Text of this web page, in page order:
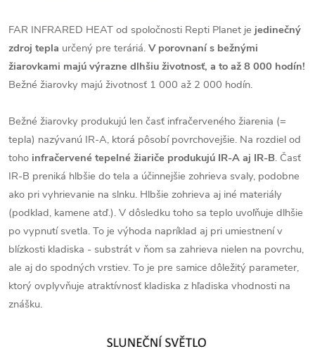
FAR INFRARED HEAT od spoločnosti Repti Planet je jedinečný
zdroj tepla určený pre teráriá. V porovnaní s bežnými
žiarovkami majú výrazne dlhšiu životnosť, a to až 8 000 hodín!
Bežné žiarovky majú životnosť 1 000 až 2 000 hodín.
Bežné žiarovky produkujú len časť infračerveného žiarenia (=
tepla) nazývanú IR-A, ktorá pôsobí povrchovejšie. Na rozdiel od
toho infračervené tepelné žiariče produkujú IR-A aj IR-B. Časť
IR-B preniká hlbšie do tela a účinnejšie zohrieva svaly, podobne
ako pri vyhrievanie na slnku. Hlbšie zohrieva aj iné materiály
(podklad, kamene atď.). V dôsledku toho sa teplo uvoľňuje dlhšie
po vypnutí svetla. To je výhoda napríklad aj pri umiestnení v
blízkosti kladiska - substrát v ňom sa zahrieva nielen na povrchu,
ale aj do spodných vrstiev. To je pre samice dôležitý parameter,
ktorý ovplyvňuje atraktívnosť kladiska z hľadiska vhodnosti na
znášku.